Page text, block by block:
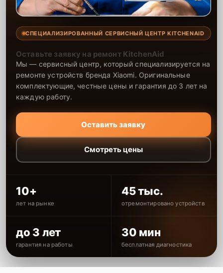
СПЕЦИАЛИЗИРОВАННЫЙ СЕРВИСНЫЙ ЦЕНТР KITCHENAID
Оставьте заявку на ремонт KitchenAid
Мы — сервисный центр, который специализируется на
ремонте устройств бренда Xiaomi. Оригинальные
комплектующие, честные цены и гарантия до 3 лет на
каждую работу.
Оставить заявку
Смотреть цены
10+
лет на рынке
45 тыс.
отремонтировано устройств
до 3 лет
гарантия на работы
30 мин
бесплатная диагностика